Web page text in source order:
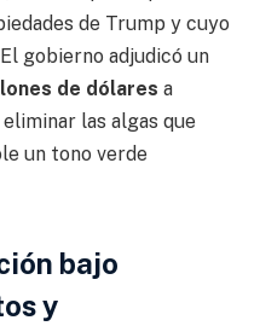
de Trump y cuyo
gobierno adjudicó un
de dólares a
las algas que
un tono verde
bajo
y